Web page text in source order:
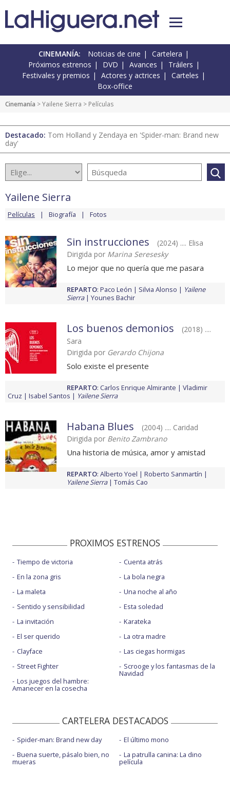
CINEMANÍA: Noticias de cine
Cartelera
Próximos estrenos
DVD Avances
Tráilers
Festivales y premios
Actores y actrices
Carteles
Box-office
Cinemanía >Yailene Sierra > Películas
Destacado: Tom Holland y Zendaya en 'Spider-man: Brand new
day'
Yailene Sierra
Películas Biografía Fotos
Sin instrucciones
(2024) .... Elisa
Dirigida por Marina Seresesky
Lo mejor que no quería que me pasara
REPARTO: Paco León Silvia Alonso
Yailene
Sierra
Younes Bachir
Los buenos demonios
(2018) ....
Sara
Dirigida por Gerardo Chijona
Solo existe el presente
REPARTO: Carlos Enrique Almirante
Vladimir
Cruz
Isabel Santos Yailene Sierra
Habana Blues
(2004) .... Caridad
Dirigida por Benito Zambrano
Una historia de música, amor y amistad
REPARTO: Alberto Yoel
Roberto Sanmartín
Yailene Sierra
Tomás Cao
PROXIMOS ESTRENOS
Tiempo de victoria
En la zona gris
La maleta
Sentido y sensibilidad
La invitación
El ser querido
Clayface
Street Fighter
Los juegos del hambre:
Amanecer en la cosecha
Cuenta atrás
La bola negra
Una noche al año
Esta soledad
Karateka
La otra madre
Las ciegas hormigas
Scrooge y los fantasmas de la
Navidad
CARTELERA DESTACADOS
Spider-man: Brand new day
Buena suerte, pásalo bien, no
mueras
El último mono
La patrulla canina: La dino
película